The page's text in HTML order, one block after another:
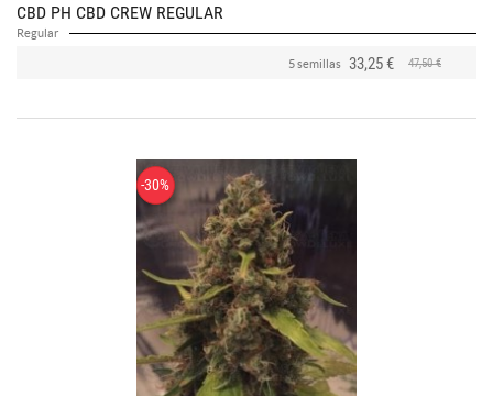
CBD PH CBD CREW REGULAR
Regular
5 semillas 33,25 € 47,50 €
-30%